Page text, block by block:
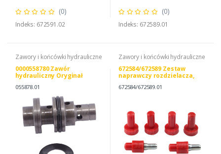
(0)
Indeks: 672591.02
(0)
Indeks: 672589.01
Zawory i końcówki hydrauliczne
0000558780 Zawór
hydrauliczny Oryginał
0000558780
055878.01
Zawory i końcówki hydrauliczne
672584/672589 Zestaw
naprawczy rozdzielacza,
0006725841
672584/672589.01